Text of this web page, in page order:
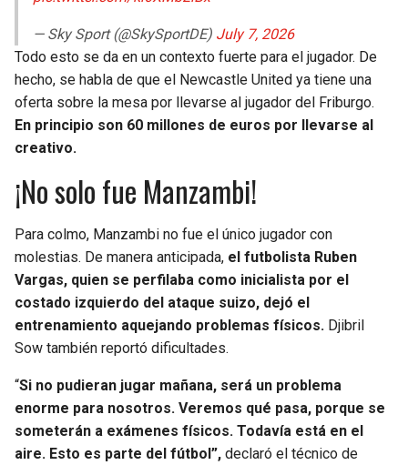
— Sky Sport (@SkySportDE) July 7, 2026
Todo esto se da en un contexto fuerte para el jugador. De
hecho, se habla de que el Newcastle United ya tiene una
oferta sobre la mesa por llevarse al jugador del Friburgo.
En principio son 60 millones de euros por llevarse al
creativo.
¡No solo fue Manzambi!
Para colmo, Manzambi no fue el único jugador con
molestias. De manera anticipada, el futbolista Ruben
Vargas, quien se perfilaba como inicialista por el
costado izquierdo del ataque suizo, dejó el
entrenamiento aquejando problemas físicos. Djibril
Sow también reportó dificultades.
“Si no pudieran jugar mañana, será un problema
enorme para nosotros. Veremos qué pasa, porque se
someterán a exámenes físicos. Todavía está en el
aire. Esto es parte del fútbol”, declaró el técnico de